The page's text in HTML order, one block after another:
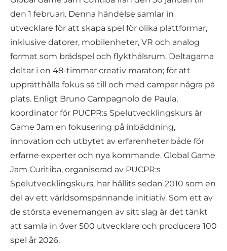
den 1 februari. Denna händelse samlar in
utvecklare för att skapa spel för olika plattformar,
inklusive datorer, mobilenheter, VR och analog
format som brädspel och flykthålsrum. Deltagarna
deltar i en 48-timmar creativ maraton; för att
upprätthålla fokus så till och med campar några på
plats. Enligt Bruno Campagnolo de Paula,
koordinator för PUCPR:s Spelutvecklingskurs är
Game Jam en fokusering på inbäddning,
innovation och utbytet av erfarenheter både för
erfarne experter och nya kommande. Global Game
Jam Curitiba, organiserad av PUCPR:s
Spelutvecklingskurs, har hållits sedan 2010 som en
del av ett världsomspännande initiativ. Som ett av
de största evenemangen av sitt slag är det tänkt
att samla in över 500 utvecklare och producera 100
spel år 2026.